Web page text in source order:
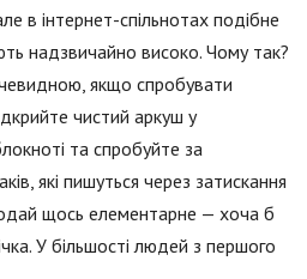
в інтернет-спільнотах подібне
надзвичайно високо. Чому так?
якщо спробувати
чистий аркуш у
та спробуйте за
які пишуться через затискання
щось елементарне — хоча б
У більшості людей з першого